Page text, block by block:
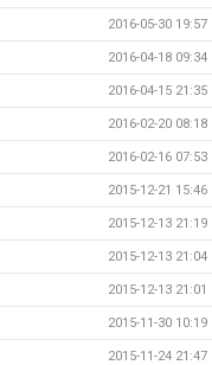
2016-05-30 19:57
2016-04-18 09:34
2016-04-15 21:35
2016-02-20 08:18
2016-02-16 07:53
2015-12-21 15:46
2015-12-13 21:19
2015-12-13 21:04
2015-12-13 21:01
2015-11-30 10:19
2015-11-24 21:47